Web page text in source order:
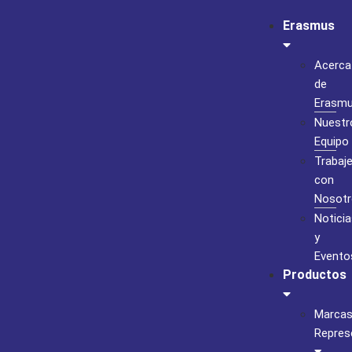
Erasmus
Acerca
de
Equipo
Trabaje
con
y
Productos
Marcas